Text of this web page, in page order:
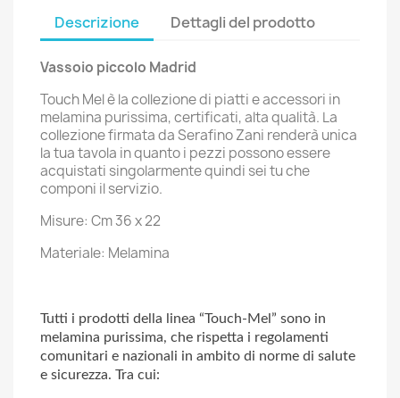
Descrizione Dettagli del prodotto
Vassoio piccolo Madrid
Touch Mel è la collezione di piatti e accessori in
melamina purissima, certificati, alta qualità. La
collezione firmata da Serafino Zani renderà unica
la tua tavola in quanto i pezzi possono essere
acquistati singolarmente quindi sei tu che
componi il servizio.
Misure: Cm 36 x 22
Materiale: Melamina
Tutti i prodotti della linea “Touch-Mel” sono in
melamina purissima, che rispetta i regolamenti
comunitari e nazionali in ambito di norme di salute
e sicurezza. Tra cui: